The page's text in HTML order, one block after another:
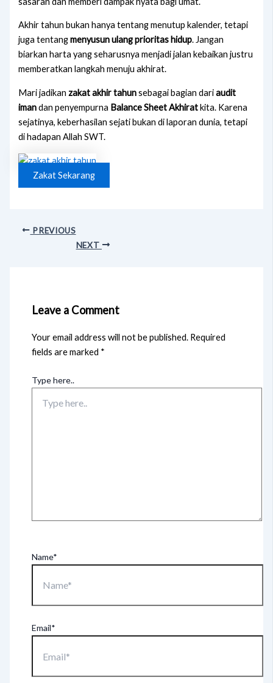
Akhir tahun bukan hanya tentang menutup kalender, tetapi
juga tentangmenyusun ulang prioritas hidup. Jangan
biarkan harta yang seharusnya menjadi jalan kebaikan justru
memberatkan langkah menuju akhirat.
Mari jadikan zakat akhir tahunsebagai bagian dariaudit
imandan penyempurna Balance Sheet Akhiratkita. Karena
sejatinya, keberhasilan sejati bukan di laporan dunia, tetapi
di hadapan Allah SWT.
Zakat Sekarang
PREVIOUS
NEXT
Leave a Comment
Your email address will not be published. Required
fields are marked *
Type here..
Name*
Email*